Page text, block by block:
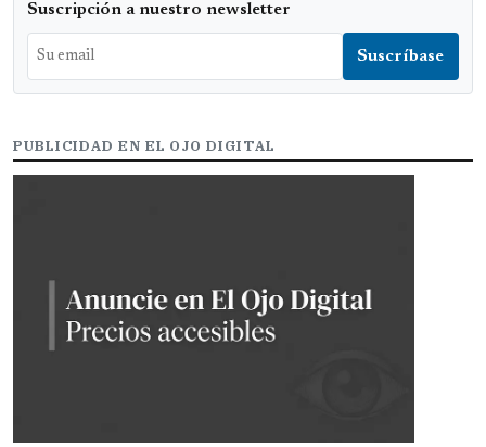
Suscripción a nuestro newsletter
PUBLICIDAD EN EL OJO DIGITAL